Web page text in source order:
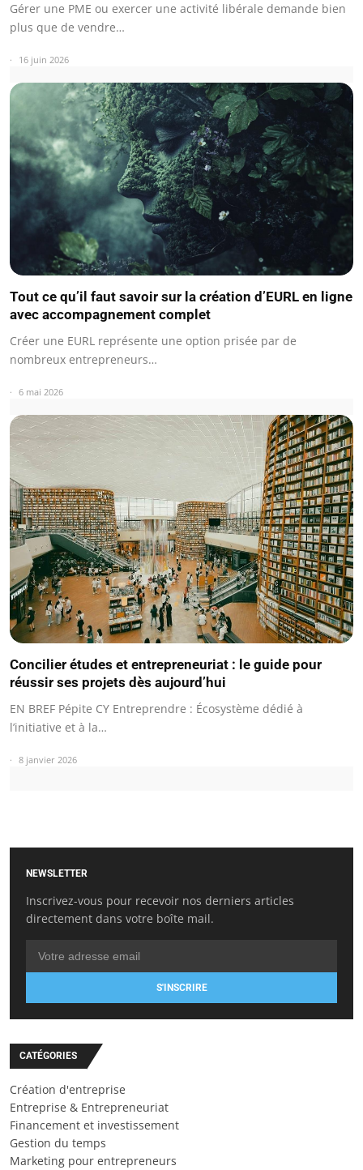
Gérer une PME ou exercer une activité libérale demande bien
plus que de vendre…
16 juin 2026
Tout ce qu’il faut savoir sur la création d’EURL en ligne
avec accompagnement complet
Créer une EURL représente une option prisée par de
nombreux entrepreneurs…
6 mai 2026
Concilier études et entrepreneuriat : le guide pour
réussir ses projets dès aujourd’hui
EN BREF Pépite CY Entreprendre : Écosystème dédié à
l’initiative et à la…
8 janvier 2026
NEWSLETTER
Inscrivez-vous pour recevoir nos derniers articles
directement dans votre boîte mail.
S'INSCRIRE
CATÉGORIES
Création d'entreprise
Entreprise & Entrepreneuriat
Financement et investissement
Gestion du temps
Marketing pour entrepreneurs